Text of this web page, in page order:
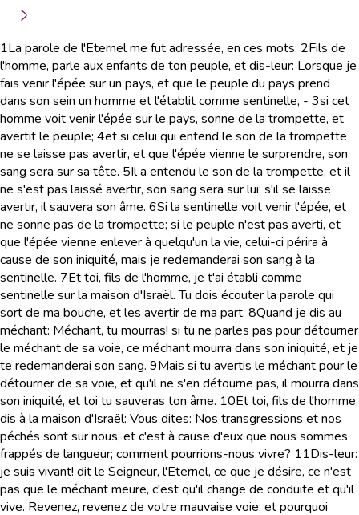
1La parole de l'Eternel me fut adressée, en ces mots: 2Fils de
l'homme, parle aux enfants de ton peuple, et dis-leur: Lorsque je
fais venir l'épée sur un pays, et que le peuple du pays prend
dans son sein un homme et l'établit comme sentinelle, - 3si cet
homme voit venir l'épée sur le pays, sonne de la trompette, et
avertit le peuple; 4et si celui qui entend le son de la trompette
ne se laisse pas avertir, et que l'épée vienne le surprendre, son
sang sera sur sa tête. 5Il a entendu le son de la trompette, et il
ne s'est pas laissé avertir, son sang sera sur lui; s'il se laisse
avertir, il sauvera son âme. 6Si la sentinelle voit venir l'épée, et
ne sonne pas de la trompette; si le peuple n'est pas averti, et
que l'épée vienne enlever à quelqu'un la vie, celui-ci périra à
cause de son iniquité, mais je redemanderai son sang à la
sentinelle. 7Et toi, fils de l'homme, je t'ai établi comme
sentinelle sur la maison d'Israël. Tu dois écouter la parole qui
sort de ma bouche, et les avertir de ma part. 8Quand je dis au
méchant: Méchant, tu mourras! si tu ne parles pas pour détourner
le méchant de sa voie, ce méchant mourra dans son iniquité, et je
te redemanderai son sang. 9Mais si tu avertis le méchant pour le
détourner de sa voie, et qu'il ne s'en détourne pas, il mourra dans
son iniquité, et toi tu sauveras ton âme. 10Et toi, fils de l'homme,
dis à la maison d'Israël: Vous dites: Nos transgressions et nos
péchés sont sur nous, et c'est à cause d'eux que nous sommes
frappés de langueur; comment pourrions-nous vivre? 11Dis-leur:
je suis vivant! dit le Seigneur, l'Eternel, ce que je désire, ce n'est
pas que le méchant meure, c'est qu'il change de conduite et qu'il
vive. Revenez, revenez de votre mauvaise voie; et pourquoi